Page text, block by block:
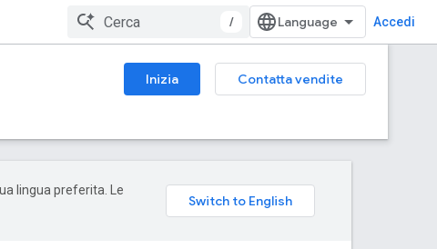
/ Accedi
Inizia
Contatta vendite
lingua preferita. Le